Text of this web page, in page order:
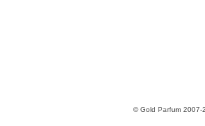
© Gold Parfum